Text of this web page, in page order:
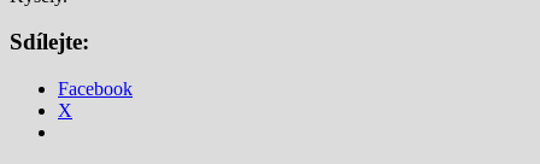
Sdílejte:
Facebook
X